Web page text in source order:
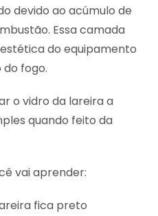
devido ao acúmulo de
Essa camada
do equipamento
do fogo.
o vidro da lareira a
quando feito da
vai aprender:
fica preto